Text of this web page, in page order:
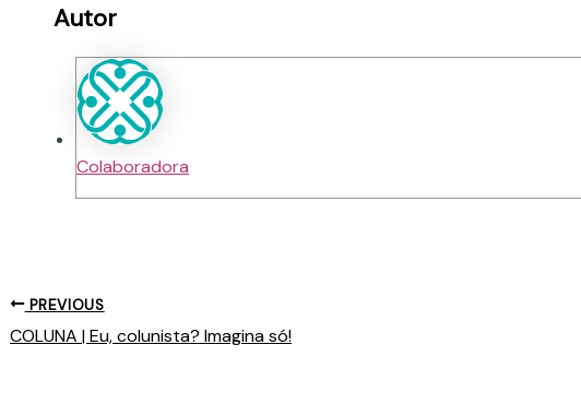
Autor
Colaboradora
PREVIOUS
COLUNA | Eu, colunista? Imagina só!